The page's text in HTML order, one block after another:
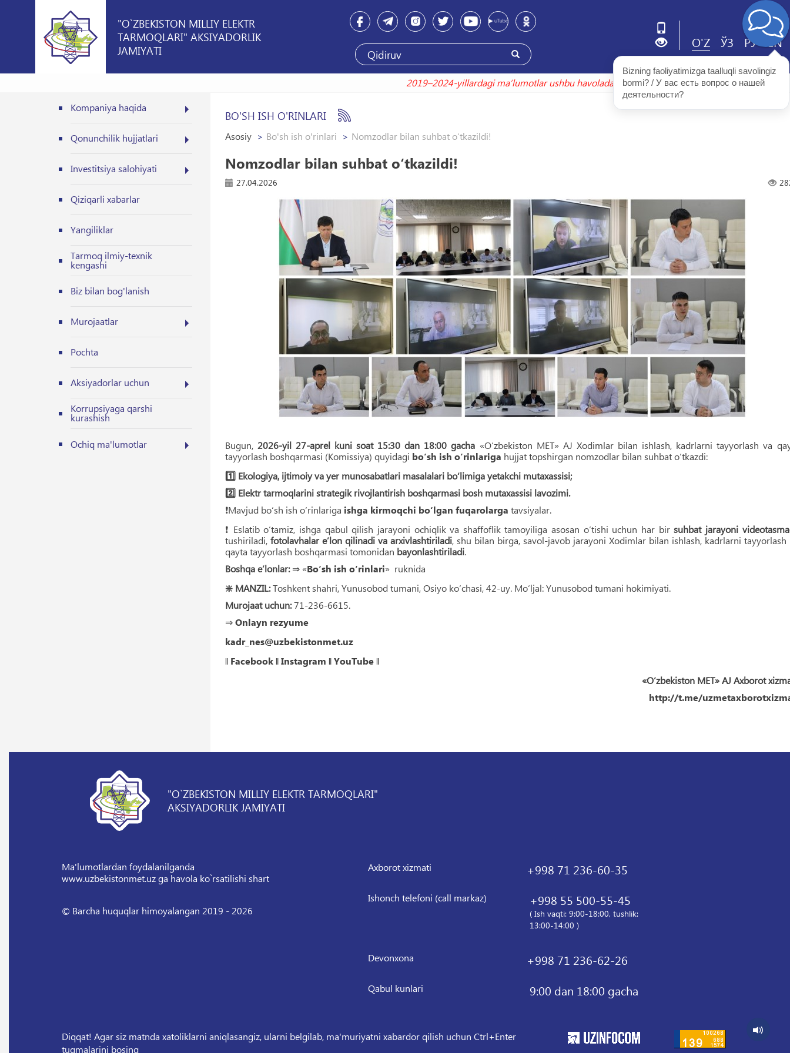
"O`ZBEKISTON MILLIY ELEKTR
TARMOQLARI" AKSIYADORLIK
JAMIYATI
O'Z ЎЗ РУ EN
2019–2024-yillardagi maʼlumotlar ushbu havolada
arxiv.uzbekistonmet.uz
Kompaniya haqida
Qonunchilik hujjatlari
Investitsiya salohiyati
Qiziqarli xabarlar
Yangiliklar
Tarmoq ilmiy-texnik
kengashi
Biz bilan bog'lanish
Murojaatlar
Pochta
Aksiyadorlar uchun
Korrupsiyaga qarshi
kurashish
Ochiq ma'lumotlar
BO'SH ISH O'RINLARI
Asosiy Bo'sh ish o'rinlari Nomzodlar bilan suhbat o‘tkazildi!
Nomzodlar bilan suhbat o‘tkazildi!
27.04.2026
Bugun, 2026-yil 27-aprel kuni soat 15:30 dan 18:00 gacha «O‘zbekiston MET» AJ Xodimlar bilan ishlash, kadrlarni tayyorlash va
tayyorlash boshqarmasi (Komissiya) quyidagi bo‘sh ish o‘rinlariga hujjat topshirgan nomzodlar bilan suhbat o‘tkazdi:
1️⃣ Ekologiya, ijtimoiy va yer munosabatlari masalalari bo‘limiga yetakchi mutaxassisi;
2️⃣ Elektr tarmoqlarini strategik rivojlantirish boshqarmasi bosh mutaxassisi lavozimi.
❗️Mavjud bo‘sh ish o‘rinlariga ishga kirmoqchi bo‘lgan fuqarolarga tavsiyalar.
❗️ Eslatib o‘tamiz, ishga qabul qilish jarayoni ochiqlik va shaffoflik tamoyiliga asosan o‘tishi uchun har birsuhbat jarayoni
tushiriladi, fotolavhalar e’lon qilinadi va arxivlashtiriladi, shu bilan birga, savol-javob jarayoni Xodimlar bilan ishlash, kadrlarni tayyorlash
qayta tayyorlash boshqarmasi tomonidan bayonlashtiriladi.
Boshqa e’lonlar:⇒ «Bo‘sh ish o‘rinlari» ruknida
❇️ MANZIL:Toshkent shahri, Yunusobod tumani, Osiyo ko‘chasi, 42-uy. Mo‘ljal: Yunusobod tumani hokimiyati.
Murojaat uchun:71-236-6615.
⇒Onlayn rezyume
kadr_nes@uzbekistonmet.uz
‖ Facebook‖Instagram ‖YouTube‖
«O‘zbekiston MET» AJ Axborot
http://t.me/
"O`ZBEKISTON MILLIY ELEKTR TARMOQLARI"
AKSIYADORLIK JAMIYATI
Ma'lumotlardan foydalanilganda
www.uzbekistonmet.uz ga havola ko`rsatilishi shart
© Barcha huquqlar himoyalangan 2019 - 2026
Axborot xizmati +998 71 236-60-35
Ishonch telefoni (call markaz) +998 55 500-55-45
( Ish vaqti: 9:00-18:00, tushlik:
13:00-14:00 )
Devonxona +998 71 236-62-26
Qabul kunlari 9:00 dan 18:00 gacha
Diqqat! Agar siz matnda xatoliklarni aniqlasangiz, ularni belgilab, ma'muriyatni xabardor qilish uchun Ctrl+Enter
tugmalarini bosing
Bizning faoliyatimizga taalluqli savolingiz
bormi? / У вас есть вопрос о нашей
деятельности?